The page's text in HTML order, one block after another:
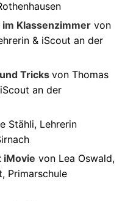
Klassenzimmer von
& iScout an der
Tricks von Thomas
an der
Stähli, Lehrerin
iMovie von Lea Oswald,
Primarschule